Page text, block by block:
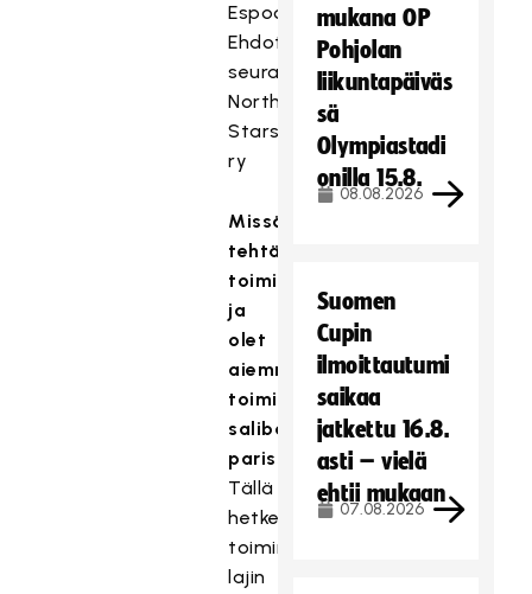
Espoo
Ehdottanut
seura/t:
Northern
Stars
ry
Missä
tehtävissä
toimit
ja
olet
aiemmin
toiminut
salibandyn
parissa?
Tällä
hetkellä
toimin
lajin
mukana OP
Pohjolan
liikuntapäiväs
sä
Olympiastadi
onilla 15.8.
08.08.2026
Suomen
Cupin
ilmoittautumi
saikaa
jatkettu 16.8.
asti – vielä
ehtii mukaan
07.08.2026